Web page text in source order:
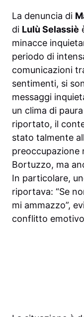
La denuncia di
di Lulù Selassiè
minacce
periodo di
comunicazioni
sentimenti, si
messaggi
un clima di
riportato, il
stato talmente
preoccupazione
Bortuzzo, ma
In particolare,
riportava: “Se
mi ammazzo”,
conflitto emotivo